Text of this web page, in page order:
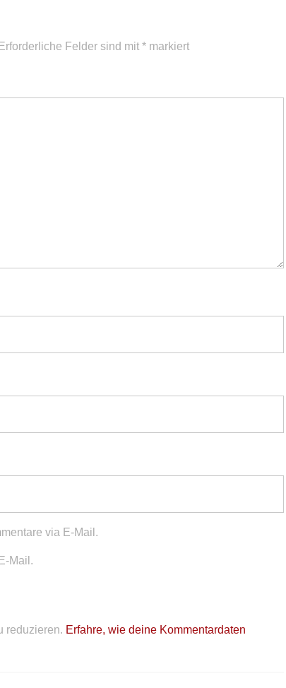
Erforderliche Felder sind mit * markiert
via E-Mail.
Mail.
reduzieren. Erfahre, wie deine Kommentardaten